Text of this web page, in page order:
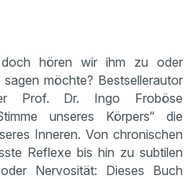
hören wir ihm zu oder
möchte? Bestsellerautor
Prof. Dr. Ingo Froböse
unseres Körpers“ die
Inneren. Von chronischen
Reflexe bis hin zu subtilen
Nervosität: Dieses Buch